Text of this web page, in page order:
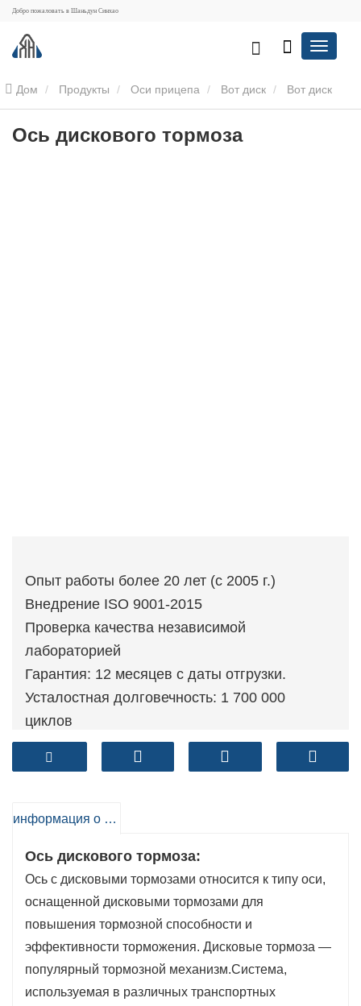
Добро пожаловать в Шаньдун Синхао
Дом Продукты Оси прицепа Вот диск Вот диск
Ось дискового тормоза
Опыт работы более 20 лет (с 2005 г.)
Внедрение ISO 9001-2015
Проверка качества независимой
лабораторией
Гарантия: 12 месяцев с даты отгрузки.
Усталостная долговечность: 1 700 000
циклов
Точность обработки положения подшипника
(диаметр): 0 ~ 0,025 мм.
Оба конца балки обрабатываются
информация о продукте
Ось дискового тормоза:
Ось с дисковыми тормозами относится к типу оси,
оснащенной дисковыми тормозами для
повышения тормозной способности и
эффективности торможения. Дисковые тормоза —
популярный тормозной механизм.Система,
используемая в различных транспортных